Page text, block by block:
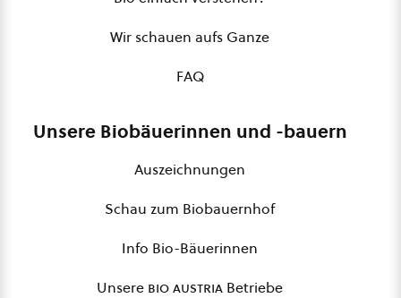
Wir schauen aufs Ganze
FAQ
Unsere Biobäuerinnen und -bauern
Auszeichnungen
Schau zum Biobauernhof
Info Bio-Bäuerinnen
Unsere bio austria Betriebe